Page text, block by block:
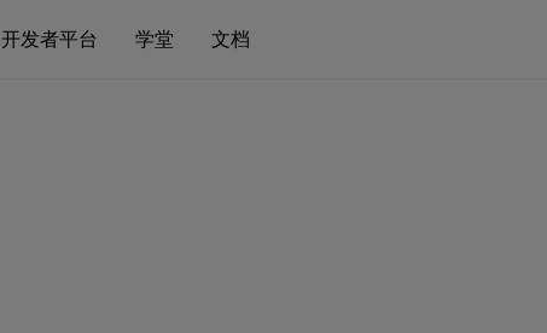
开发者平台 学堂 文档